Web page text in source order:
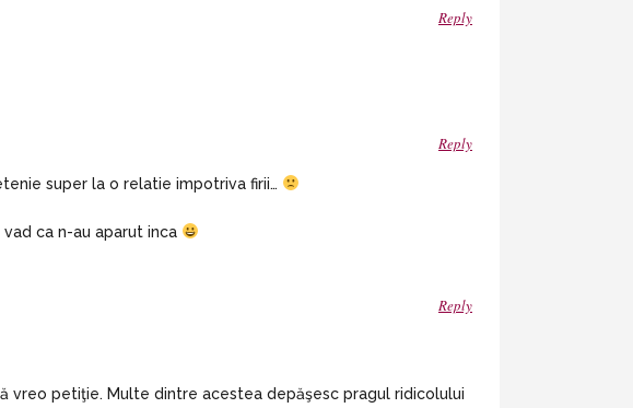
Reply
Reply
super la o relatie impotriva firii…
ca n-au aparut inca
Reply
vreo petiţie. Multe dintre acestea depăşesc pragul ridicolului